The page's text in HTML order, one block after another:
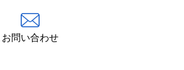
お問い合わせ